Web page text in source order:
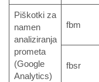
Piškotki za
namen
analiziranja
prometa
(Google
Analytics)
fbm
fbsr